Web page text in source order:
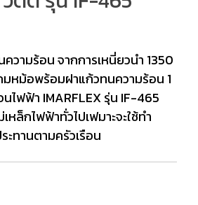
ความร้อน จากการเหนี่ยวนำ 1350
หม้อพร้อมฝาแก้วทนความร้อน 1
ไฟฟ้า IMARFLEX รุ่น IF-465
หล็กไฟฟ้าทั่วไปเฟมาะจะใช้ทำ
ะทานตามครัวเรือน